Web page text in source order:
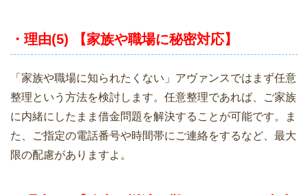
・理由(5) 【家族や職場に秘密対応】
「家族や職場に知られたくない」アヴァンスではまず任意
整理という方法を検討します。任意整理であれば、ご家族
に内緒にしたまま借金問題を解決することが可能です。ま
た、ご指定の電話番号や時間帯にご連絡をするなど、最大
限の配慮がありますよ。